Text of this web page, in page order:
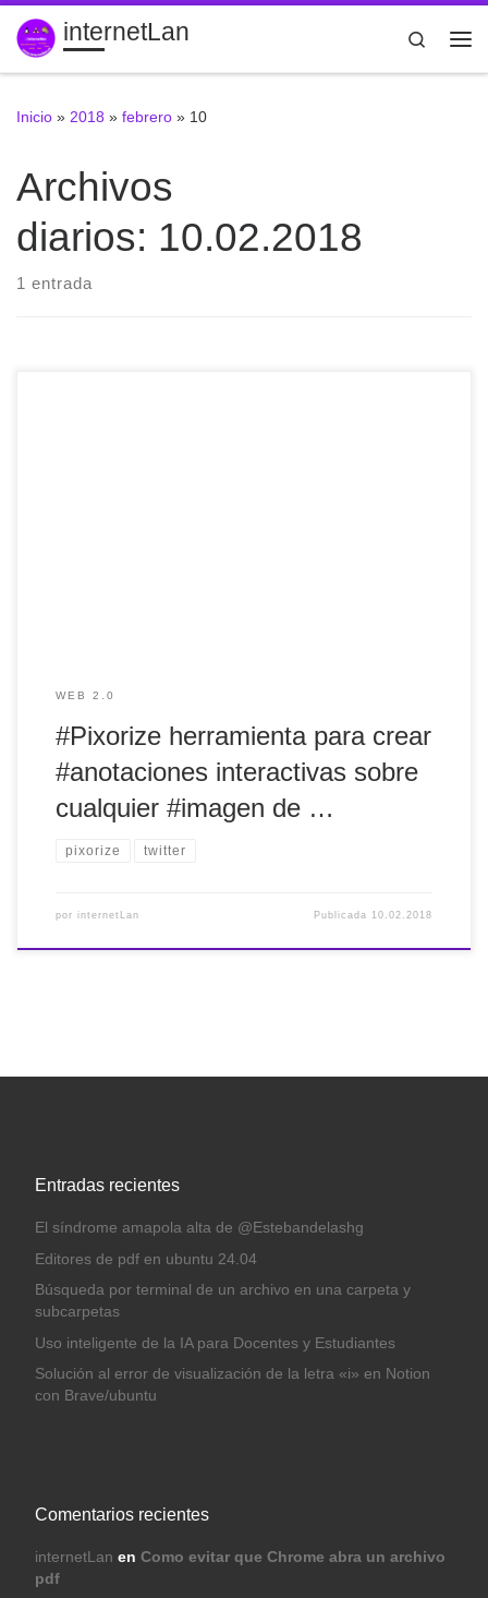
Saltar al contenido
internetLan
Search
Inicio » 2018 » febrero » 10
Archivos
diarios: 10.02.2018
1 entrada
WEB 2.0
#Pixorize herramienta para crear
#anotaciones interactivas sobre
cualquier #imagen de …
pixorize twitter
por internetLan Publicada 10.02.2018
Entradas recientes
El síndrome amapola alta de @Estebandelashg
Editores de pdf en ubuntu 24.04
Búsqueda por terminal de un archivo en una carpeta y
subcarpetas
Uso inteligente de la IA para Docentes y Estudiantes
Solución al error de visualización de la letra «i» en Notion
con Brave/ubuntu
Comentarios recientes
internetLan en Como evitar que Chrome abra un archivo
pdf